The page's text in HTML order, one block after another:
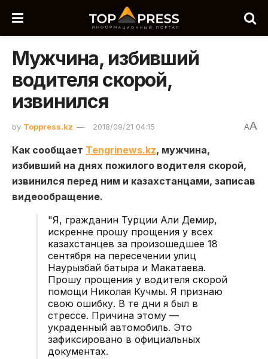
Мужчина, избивший
водителя скорой,
извинился
by Toppress.kz 2018/09/21 04:15 AA
Как сообщает Tengrinews.kz, мужчина,
избивший на днях пожилого водителя скорой,
извинился перед ним и казахстанцами, записав
видеообращение.
"Я, гражданин Турции Али Демир,
искренне прошу прощения у всех
казахстанцев за произошедшее 18
сентября на пересечении улиц
Наурызбай батыра и Макатаева.
Прошу прощения у водителя скорой
помощи Николая Кучмы. Я признаю
свою ошибку. В те дни я был в
стрессе. Причина этому —
украденный автомобиль. Это
зафиксировано в официальных
документах.